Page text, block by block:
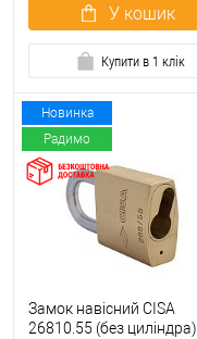
У кошик
Купити в 1 клік
Новинка
Радимо
Замок навісний CISA
26810.55 (без циліндра)